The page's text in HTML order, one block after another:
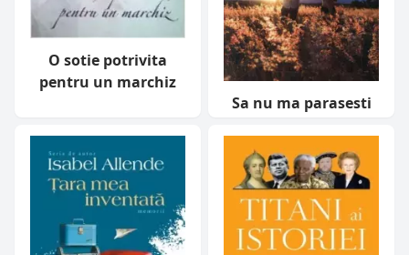
O sotie potrivita
pentru un marchiz
Sa nu ma parasesti